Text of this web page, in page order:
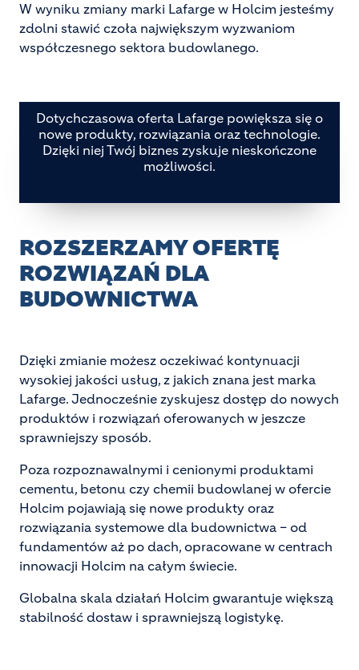
W wyniku zmiany marki Lafarge w Holcim jesteśmy
zdolni stawić czoła największym wyzwaniom
współczesnego sektora budowlanego.
Dotychczasowa oferta Lafarge powiększa się o
nowe produkty, rozwiązania oraz technologie.
Dzięki niej Twój biznes zyskuje nieskończone
możliwości.
ROZSZERZAMY OFERTĘ
ROZWIĄZAŃ DLA
BUDOWNICTWA
Dzięki zmianie możesz oczekiwać kontynuacji
wysokiej jakości usług, z jakich znana jest marka
Lafarge. Jednocześnie zyskujesz dostęp do nowych
produktów i rozwiązań oferowanych w jeszcze
sprawniejszy sposób.
Poza rozpoznawalnymi i cenionymi produktami
cementu, betonu czy chemii budowlanej w ofercie
Holcim pojawiają się nowe produkty oraz
rozwiązania systemowe dla budownictwa – od
fundamentów aż po dach, opracowane w centrach
innowacji Holcim na całym świecie.
Globalna skala działań Holcim gwarantuje większą
stabilność dostaw i sprawniejszą logistykę.